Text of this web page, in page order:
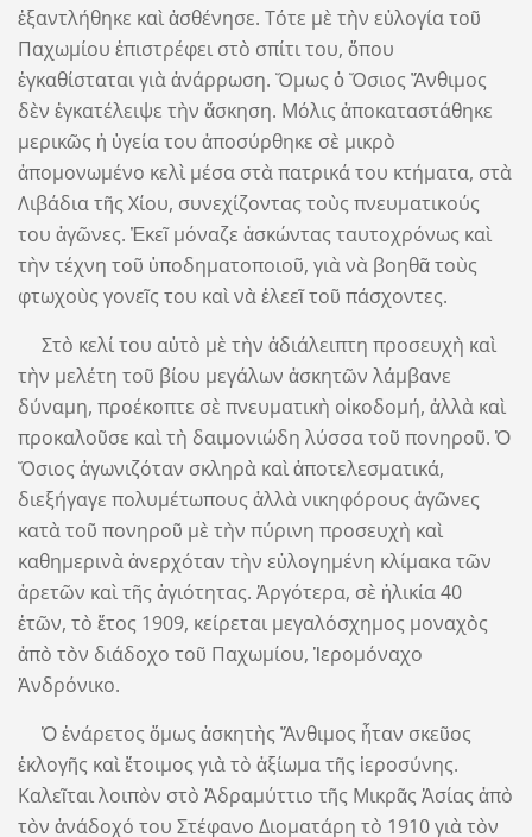
ἐξαντλήθηκε καὶ ἀσθένησε. Τότε μὲ τὴν εὐλογία τοῦ
Παχωμίου ἐπιστρέφει στὸ σπίτι του, ὅπου
ἐγκαθίσταται γιὰ ἀνάρρωση. Ὅμως ὁ Ὅσιος Ἄνθιμος
δὲν ἐγκατέλειψε τὴν ἄσκηση. Μόλις ἀποκαταστάθηκε
μερικῶς ἡ ὑγεία του ἀποσύρθηκε σὲ μικρὸ
ἀπομονωμένο κελὶ μέσα στὰ πατρικά του κτήματα, στὰ
Λιβάδια τῆς Χίου, συνεχίζοντας τοὺς πνευματικούς
του ἀγῶνες. Ἐκεῖ μόναζε ἀσκώντας ταυτοχρόνως καὶ
τὴν τέχνη τοῦ ὑποδηματοποιοῦ, γιὰ νὰ βοηθᾶ τοὺς
φτωχοὺς γονεῖς του καὶ νὰ ἐλεεῖ τοῦ πάσχοντες.
Στὸ κελί του αὐτὸ μὲ τὴν ἀδιάλειπτη προσευχὴ καὶ
τὴν μελέτη τοῦ βίου μεγάλων ἀσκητῶν λάμβανε
δύναμη, προέκοπτε σὲ πνευματικὴ οἰκοδομή, ἀλλὰ καὶ
προκαλοῦσε καὶ τὴ δαιμονιώδη λύσσα τοῦ πονηροῦ. Ὁ
Ὅσιος ἀγωνιζόταν σκληρὰ καὶ ἀποτελεσματικά,
διεξήγαγε πολυμέτωπους ἀλλὰ νικηφόρους ἀγῶνες
κατὰ τοῦ πονηροῦ μὲ τὴν πύρινη προσευχὴ καὶ
καθημερινὰ ἀνερχόταν τὴν εὐλογημένη κλίμακα τῶν
ἀρετῶν καὶ τῆς ἁγιότητας. Ἀργότερα, σὲ ἡλικία 40
ἐτῶν, τὸ ἔτος 1909, κείρεται μεγαλόσχημος μοναχὸς
ἀπὸ τὸν διάδοχο τοῦ Παχωμίου, Ἱερομόναχο
Ἀνδρόνικο.
Ὁ ἐνάρετος ὅμως ἀσκητὴς Ἄνθιμος ἦταν σκεῦος
ἐκλογῆς καὶ ἕτοιμος γιὰ τὸ ἀξίωμα τῆς ἱεροσύνης.
Καλεῖται λοιπὸν στὸ Ἀδραμύττιο τῆς Μικρᾶς Ἀσίας ἀπὸ
τὸν ἀνάδοχό του Στέφανο Διοματάρη τὸ 1910 γιὰ τὸν